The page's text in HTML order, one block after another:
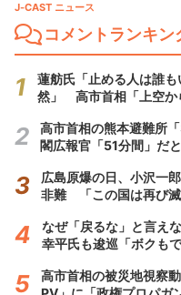
J-CAST ニュース
コメントランキン
蓮舫氏「止める人は誰
然」 高市首相「上空か
高市首相の熊本避難所
閣広報官「51分間」だ
広島原爆の日、小沢一
非難 「この国は再び滅
なぜ「戻るな」と言え
幸平氏も逡巡「ボクも
高市首相の被災地視察